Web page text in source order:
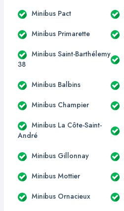
Minibus Pact
Minibus Primarette
Minibus Saint-Barthélemy
38
Minibus Balbins
Minibus Champier
Minibus La Côte-Saint-
André
Minibus Gillonnay
Minibus Mottier
Minibus Ornacieux